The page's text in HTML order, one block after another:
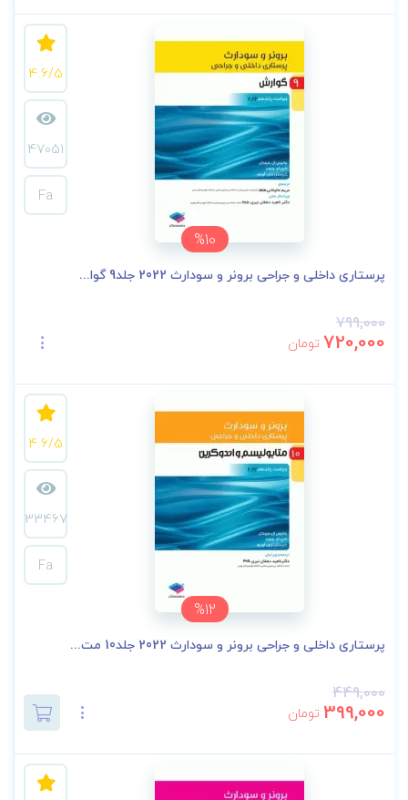
%10
4.6/5
47051
Fa
پرستاری داخلی و جراحی برونر و سودارث 2022 جلد9 گوا...
799,000
720,000 تومان
%12
4.6/5
33467
Fa
پرستاری داخلی و جراحی برونر و سودارث 2022 جلد10 مت...
449,000
399,000 تومان